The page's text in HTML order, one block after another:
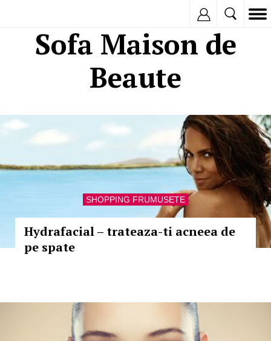
Sofa Maison de
Beaute
SHOPPING FRUMUSETE
Hydrafacial – trateaza-ti acneea de
pe spate